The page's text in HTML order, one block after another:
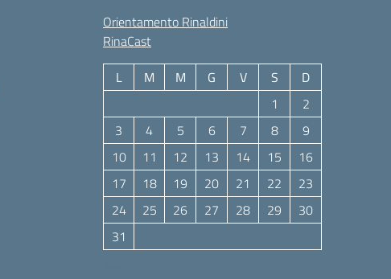
Orientamento Rinaldini
RinaCast
L M M G V S
D
1
2
3
4 5 6 7 8
9
10
11 12 13 14 15
16
17
18 19 20 21 22
23
24
25 26 27 28 29
30
31